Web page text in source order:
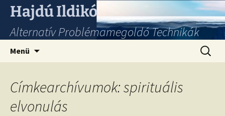
Hajdú Ildikó
Alternatív Problémamegoldó Technikák
Menü
Címkearchívumok: spirituális
elvonulás